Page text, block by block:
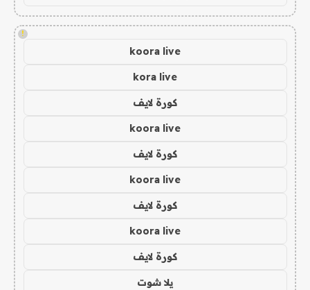
!
koora live
kora live
كورة لايف
koora live
كورة لايف
koora live
كورة لايف
koora live
كورة لايف
يلا شوت